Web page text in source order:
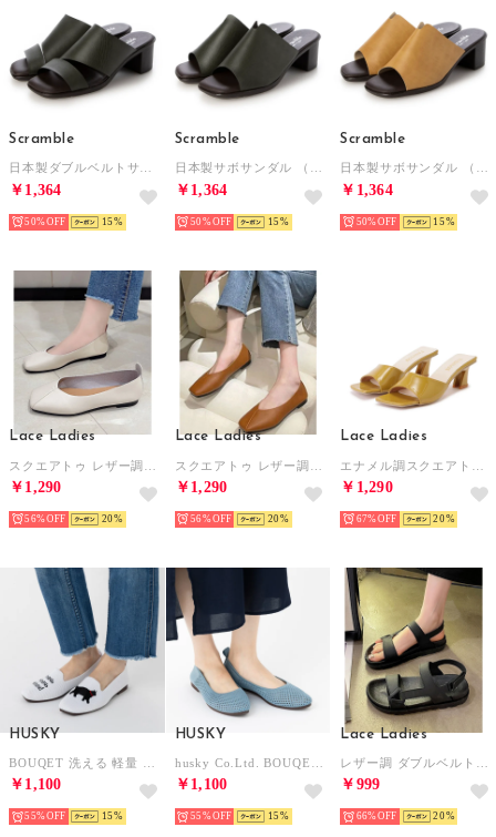
Scramble
日本製ダブルベルトサンダル （カーキ）
￥1,364
50% 15
Scramble
日本製サボサンダル （カーキ）
￥1,364
50% 15
Scramble
日本製サボサンダル （Dベージュ）
￥1,364
50% 15
Lace Ladies
￥1,290
56% 20
Lace Ladies
￥1,290
56% 20
Lace Ladies
￥1,290
67% 20
HUSKY
￥1,100
55% 15
HUSKY
￥1,100
55% 15
Lace Ladies
￥999
66% 20